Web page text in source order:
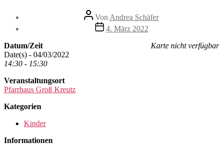
Beitragsautor
Von Andrea Schäfer
Beitragsdatum
4. März 2022
Karte nicht verfügbar
Datum/Zeit
Date(s) - 04/03/2022
14:30 - 15:30
Veranstaltungsort
Pfarrhaus Groß Kreutz
Kategorien
Kinder
Informationen